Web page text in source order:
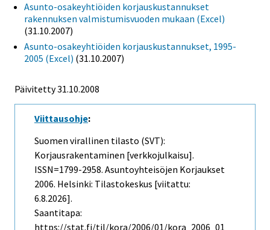
Asunto-osakeyhtiöiden korjauskustannukset
rakennuksen valmistumisvuoden mukaan (Excel)
(31.10.2007)
Asunto-osakeyhtiöiden korjauskustannukset, 1995-
2005 (Excel) (31.10.2007)
Päivitetty31.10.2008
Viittausohje:
Suomen virallinen tilasto (SVT):
Korjausrakentaminen [verkkojulkaisu].
ISSN=1799-2958. Asuntoyhteisöjen Korjaukset
2006. Helsinki: Tilastokeskus [viitattu:
6.8.2026].
Saantitapa:
https://stat.fi/til/kora/2006/01/kora_2006_01